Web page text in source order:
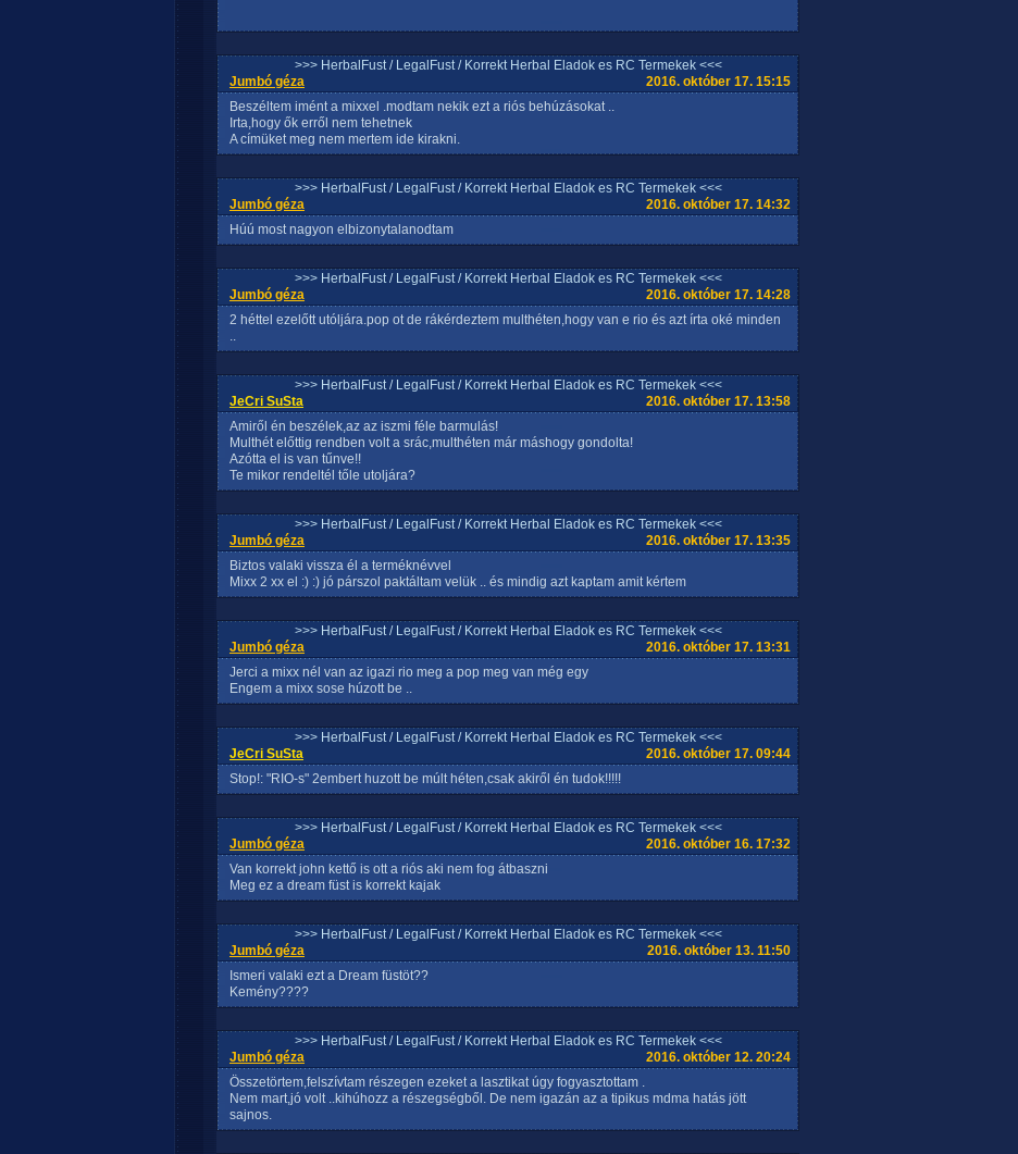
>>> HerbalFust / LegalFust / Korrekt Herbal Eladok es RC Termekek <<<
Jumbó géza
2016. október 17. 15:15
Beszéltem imént a mixxel .modtam nekik ezt a riós behúzásokat ..
Irta,hogy ők erről nem tehetnek
A címüket meg nem mertem ide kirakni.
>>> HerbalFust / LegalFust / Korrekt Herbal Eladok es RC Termekek <<<
Jumbó géza
2016. október 17. 14:32
Húú most nagyon elbizonytalanodtam
>>> HerbalFust / LegalFust / Korrekt Herbal Eladok es RC Termekek <<<
Jumbó géza
2016. október 17. 14:28
2 héttel ezelőtt utóljára.pop ot de rákérdeztem multhéten,hogy van e rio és azt írta oké minden
..
>>> HerbalFust / LegalFust / Korrekt Herbal Eladok es RC Termekek <<<
JeCri SuSta
2016. október 17. 13:58
Amiről én beszélek,az az iszmi féle barmulás!
Multhét előttig rendben volt a srác,multhéten már máshogy gondolta!
Azótta el is van tűnve!!
Te mikor rendeltél tőle utoljára?
>>> HerbalFust / LegalFust / Korrekt Herbal Eladok es RC Termekek <<<
Jumbó géza
2016. október 17. 13:35
Biztos valaki vissza él a terméknévvel
Mixx 2 xx el :) :) jó párszol paktáltam velük .. és mindig azt kaptam amit kértem
>>> HerbalFust / LegalFust / Korrekt Herbal Eladok es RC Termekek <<<
Jumbó géza
2016. október 17. 13:31
Jerci a mixx nél van az igazi rio meg a pop meg van még egy
Engem a mixx sose húzott be ..
>>> HerbalFust / LegalFust / Korrekt Herbal Eladok es RC Termekek <<<
JeCri SuSta
2016. október 17. 09:44
Stop!: "RIO-s" 2embert huzott be múlt héten,csak akiről én tudok!!!!!
>>> HerbalFust / LegalFust / Korrekt Herbal Eladok es RC Termekek <<<
Jumbó géza
2016. október 16. 17:32
Van korrekt john kettő is ott a riós aki nem fog átbaszni
Meg ez a dream füst is korrekt kajak
>>> HerbalFust / LegalFust / Korrekt Herbal Eladok es RC Termekek <<<
Jumbó géza
2016. október 13. 11:50
Ismeri valaki ezt a Dream füstöt??
Kemény????
>>> HerbalFust / LegalFust / Korrekt Herbal Eladok es RC Termekek <<<
Jumbó géza
2016. október 12. 20:24
Összetörtem,felszívtam részegen ezeket a lasztikat úgy fogyasztottam .
Nem mart,jó volt ..kihúhozz a részegségből. De nem igazán az a tipikus mdma hatás jött
sajnos.